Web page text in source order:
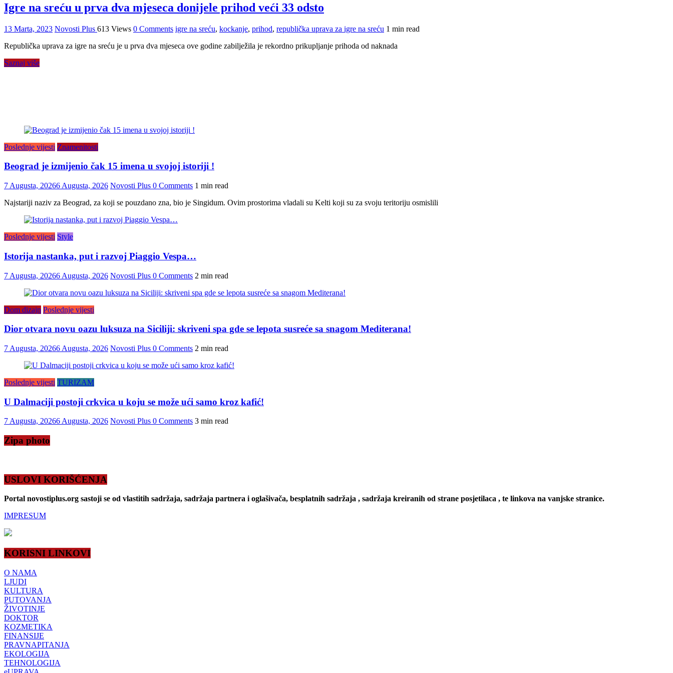
Igre na sreću u prva dva mjeseca donijele prihod veći 33 odsto
13 Marta, 2023 Novosti Plus 613 Views 0 Comments igre na sreću, kockanje, prihod, republička uprava za igre na sreću 1 min read
Republička uprava za igre na sreću je u prva dva mjeseca ove godine zabilježila je rekordno prikupljanje prihoda od naknada
Saznaj više
Poslednje vijesti Znamenitosti
Beograd je izmijenio čak 15 imena u svojoj istoriji !
7 Augusta, 20266 Augusta, 2026 Novosti Plus 0 Comments 1 min read
Najstariji naziv za Beograd, za koji se pouzdano zna, bio je Singidum. Ovim prostorima vladali su Kelti koji su za svoju teritoriju osmislili
Poslednje vijesti Style
Istorija nastanka, put i razvoj Piaggio Vespa…
7 Augusta, 20266 Augusta, 2026 Novosti Plus 0 Comments 2 min read
Dom dizajn Poslednje vijesti
Dior otvara novu oazu luksuza na Siciliji: skriveni spa gde se lepota susreće sa snagom Mediterana!
7 Augusta, 20266 Augusta, 2026 Novosti Plus 0 Comments 2 min read
Poslednje vijesti TURIZAM
U Dalmaciji postoji crkvica u koju se može ući samo kroz kafić!
7 Augusta, 20266 Augusta, 2026 Novosti Plus 0 Comments 3 min read
Zipa photo
USLOVI KORIŠĆENJA
Portal novostiplus.org sastoji se od vlastitih sadržaja, sadržaja partnera i oglašivača, besplatnih sadržaja , sadržaja kreiranih od strane posjetilaca , te linkova na vanjske stranice.
IMPRESUM
KORISNI LINKOVI
O NAMA
LJUDI
KULTURA
PUTOVANJA
ŽIVOTINJE
DOKTOR
KOZMETIKA
FINANSIJE
PRAVNAPITANJA
EKOLOGIJA
TEHNOLOGIJA